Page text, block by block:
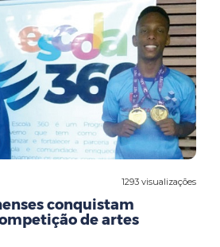
1293 visualizações
conquistam
de artes